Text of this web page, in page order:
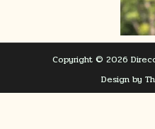
Copyright © 2026
Design by